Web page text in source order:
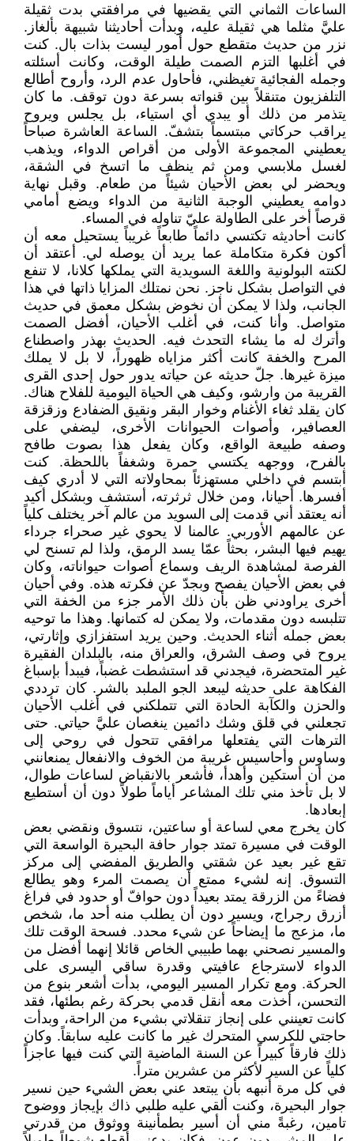
الساعات الثماني التي يقضيها في مرافقتي بدت ثقيلة
عليَّ مثلما هي ثقيلة عليه، وبدأت أحاديثنا شبيهة بألغاز.
نزر من حديث متقطع حول أمور ليست بذات بال. كنت
في أغلبها التزم الصمت طيلة الوقت، وكانت أسئلته
وجمله الفجائية تغيظني، فأحاول عدم الرد، وأروح أطالع
التلفزيون متنقلاً بين قنواته بسرعة دون توقف. ما كان
يتذمر من ذلك أو يبدي أي استياء، بل يجلس ويروح
يراقب حركاتي مبتسماً بتشفّ. الساعة العاشرة صباحاً
يعطيني المجموعة الأولى من أقراص الدواء، ويذهب
لغسل ملابسي ومن ثم ينظف ما اتسخ في الشقة،
ويحضر لي بعض الأحيان شيئاً من طعام. وقبل نهاية
دوامه يعطيني الوجبة الثانية من الدواء ويضع أمامي
قرصاً أخر على الطاولة عليّ تناوله في المساء.
كانت أحاديثه تكتسي دائماً طابعاً غريباً يستحيل معه أن
أكون فكرة متكاملة عما يريد أن يوصله لي. أعتقد أن
لكنته البولونية واللغة السويدية التي يملكها كلانا، لا تنفع
في التواصل بشكل ناجز. نحن نمتلك المزايا ذاتها في هذا
الجانب، ولذا لا يمكن أن نخوض بشكل معمق في حديث
متواصل. وأنا كنت، في أغلب الأحيان، أفضل الصمت
وأترك له ما يشاء التحدث فيه. الحديث بهذر واصطناع
المرح والخفة كانت أكثر مزاياه ظهوراً، لا بل لا يملك
ميزة غيرها. جلّ حديثه عن حياته يدور حول إحدى القرى
القريبة من وارشو، وكيف هي الحياة اليومية للفلاح هناك.
كان يقلد ثغاء الأغنام وخوار البقر ونقيق الضفادع وزقزقة
العصافير، وأصوات الحيوانات الأخرى، ليضفي على
وصفه طبيعة الواقع، وكان يفعل هذا بصوت طافح
بالفرح، ووجهه يكتسي حمرة وشغفاً باللحظة. كنت
أبتسم في داخلي مستهزئاً بمحاولاته التي لا أدري كيف
أفسرها. أحيانا، ومن خلال ثرثرته، أستشف وبشكل أكيد
أنه يعتقد أني قدمت إلى السويد من عالم آخر يختلف كلياً
عن عالمهم الأوربي. عالمنا لا يحوي غير صحراء جرداء
يهيم فيها البشر، بحثاً عمّا يسد الرمق، ولذا لم تسنح لي
الفرصة لمشاهدة الريف وسماع أصوات حيواناته، وكان
في بعض الأحيان يفصح وبجدّ عن فكرته هذه. وفي أحيان
أخرى يراودني ظن بأن ذلك الأمر جزء من الخفة التي
تتلبسه دون مقدمات، ولا يمكن له كتمانها. وهذا ما توحيه
بعض جمله أثناء الحديث. وحين يريد استفزازي وإثارتي،
يروح في وصف الشرق، والعراق منه، بالبلدان الفقيرة
غير المتحضرة، فيجدني قد استشطت غضباً، فيبدأ بإسباغ
الفكاهة على حديثه ليبعد الجو الملبد بالشر. كان ترددي
والحزن والكآبة الحادة التي تتملكني في أغلب الأحيان
تجعلني في قلق وشك دائمين ينغصان عليَّ حياتي. حتى
الترهات التي يفتعلها مرافقي تتحول في روحي إلى
وساوس وأحاسيس غريبة من الخوف والانفعال يمنعانني
من أن أستكين وأهدأ، فأشعر بالانقباض لساعات طوال،
لا بل تأخذ مني تلك المشاعر أياماً طولاً دون أن أستطيع
إبعادها.
كان يخرج معي لساعة أو ساعتين، نتسوق ونقضي بعض
الوقت في مسيرة تمتد جوار حافة البحيرة الواسعة التي
تقع غير بعيد عن شقتي والطريق المفضي إلى مركز
التسوق. إنه لشيء ممتع أن يصمت المرء وهو يطالع
فضاءً من الزرقة يمتد بعيداً دون حوافّ أو حدود في فراغ
أزرق رجراج، ويسير دون أن يطلب منه أحد ما، شخص
ما، مزعج ما إيضاحاً عن شيء محدد. فسحة الوقت تلك
والمسير نصحني بهما طبيبي الخاص قائلا إنهما أفضل من
الدواء لاسترجاع عافيتي وقدرة ساقي اليسرى على
الحركة. ومع تكرار المسير اليومي، بدأت أشعر بنوع من
التحسن، أخذت معه أنقل قدمي بحركة رغم بطئها، فقد
كانت تعينني على إنجاز تنقلاتي بشيء من الراحة، وبدأت
حاجتي للكرسي المتحرك غير ما كانت عليه سابقاً. وكان
ذلك فارقاً كبيراً عن السنة الماضية التي كنت فيها عاجزاً
كلياً عن السير لأكثر من عشرين متراً.
في كل مرة أنبهه بأن يبتعد عني بعض الشيء حين نسير
جوار البحيرة، وكنت ألقي عليه طلبي ذاك بإيجاز ووضوح
تامين، رغبةً مني أن أسير بطمأنينة ووثوق من قدرتي